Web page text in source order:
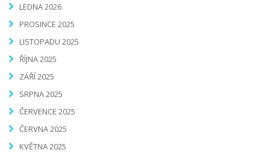
LEDNA 2026
PROSINCE 2025
LISTOPADU 2025
ŘÍJNA 2025
ZÁŘÍ 2025
SRPNA 2025
ČERVENCE 2025
ČERVNA 2025
KVĚTNA 2025